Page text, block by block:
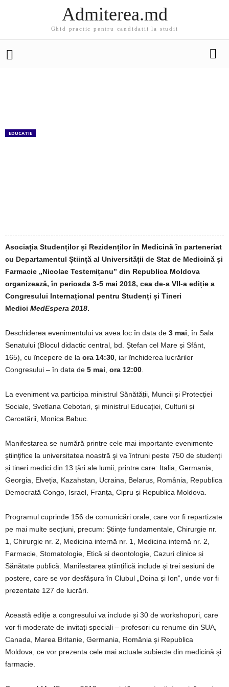
Admiterea.md
Ghid practic pentru candidatii la studii
EDUCATIE
Asociația Studenților și Rezidenților în Medicină în parteneriat
cu Departamentul Știință al Universității de Stat de Medicină și
Farmacie „Nicolae Testemițanu” din Republica Moldova
organizează, în perioada 3-5 mai 2018, cea de-a VII-a ediție a
Congresului Internațional pentru Studenți și Tineri
Medici MedEspera 2018.
Deschiderea evenimentului va avea loc în data de 3 mai , în Sala
Senatului (Blocul didactic central, bd. Ștefan cel Mare și Sfânt,
165), cu începere de la ora 14:30 , iar închiderea lucrărilor
Congresului – în data de 5 mai ora 12:00
La eveniment va participa ministrul Sănătății, Muncii și Protecției
Sociale, Svetlana Cebotari, și ministrul Educației, Culturii și
Cercetării, Monica Babuc.
Manifestarea se numără printre cele mai importante evenimente
ştiinţifice la universitatea noastră şi va întruni peste 750 de studenți
și tineri medici din 13 țări ale lumii, printre care: Italia, Germania,
Georgia, Elveția, Kazahstan, Ucraina, Belarus, România, Republica
Democrată Congo, Israel, Franța, Cipru și Republica Moldova.
Programul cuprinde 156 de comunicări orale, care vor fi repartizate
pe mai multe secțiuni, precum: Științe fundamentale, Chirurgie nr.
1, Chirurgie nr. 2, Medicina internă nr. 1, Medicina internă nr. 2,
Farmacie, Stomatologie, Etică și deontologie, Cazuri clinice și
Sănătate publică. Manifestarea științifică include și trei sesiuni de
postere, care se vor desfășura în Clubul „Doina și Ion”, unde vor fi
prezentate 127 de lucrări.
Această ediție a congresului va include și 30 de workshopuri, care
vor fi moderate de invitați speciali – profesori cu renume din SUA,
Canada, Marea Britanie, Germania, România și Republica
Moldova, ce vor prezenta cele mai actuale subiecte din medicină şi
farmacie.